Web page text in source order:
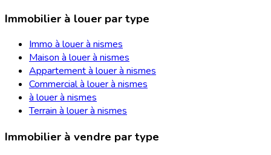
Immobilier à louer par type
Immo à louer à nismes
Maison à louer à nismes
Appartement à louer à nismes
Commercial à louer à nismes
à louer à nismes
Terrain à louer à nismes
Immobilier à vendre par type